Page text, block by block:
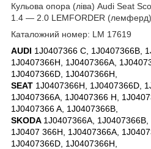
Кульова опора (ліва) Audi Seat
1.4 — 2.0 LEMFORDER (лемферд)
Каталожний номер: LM 17619
AUDI 1J0407366 C, 1J0407366B,
1J0407366H, 1J0407366A,
1J0407366D, 1J0407366H,
SEAT 1J0407366H, 1J0407366D,
1J0407366A, 1J0407366 H,
1J0407366 A, 1J0407366B,
SKODA 1J0407366A,
1J0407 366H, 1J0407366A,
1J0407366D, 1J0407366H,